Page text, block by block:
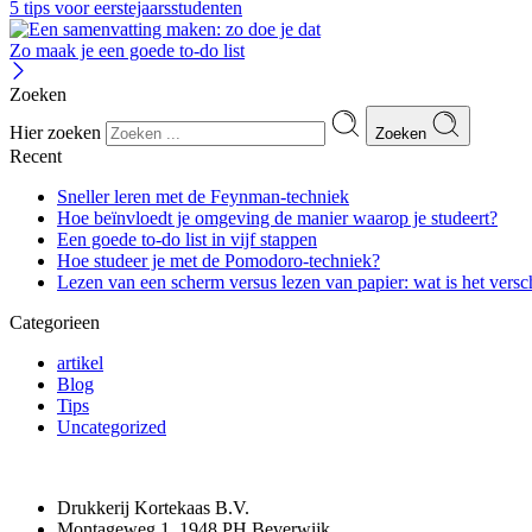
5 tips voor eerstejaarsstudenten
Zo maak je een goede to-do list
Zoeken
Hier zoeken
Zoeken
Recent
Sneller leren met de Feynman-techniek
Hoe beïnvloedt je omgeving de manier waarop je studeert?
Een goede to-do list in vijf stappen
Hoe studeer je met de Pomodoro-techniek?
Lezen van een scherm versus lezen van papier: wat is het
Categorieen
artikel
Blog
Tips
Uncategorized
Drukkerij Kortekaas B.V.